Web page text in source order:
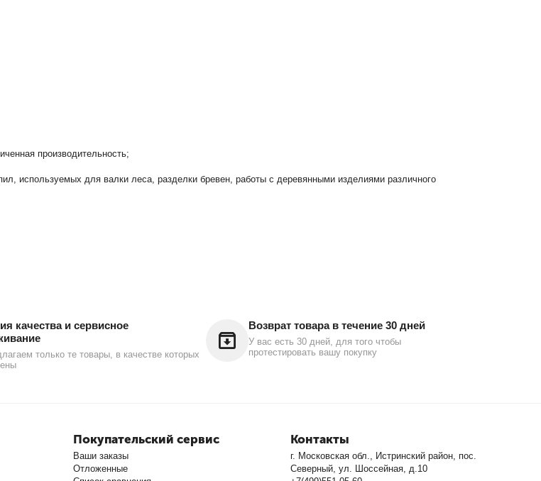
производительность;
используемых для валки леса, разделки бревен, работы с деревянными изделиями различного
качества и сервисное
только те товары, в качестве которых
Возврат товара в течение 30 дней
У вас есть 30 дней, для того чтобы
протестировать вашу покупку
Покупательский сервис
Ваши заказы
Отложенные
Контакты
г. Московская обл., Истринский район, пос.
Северный, ул. Шоссейная, д.10